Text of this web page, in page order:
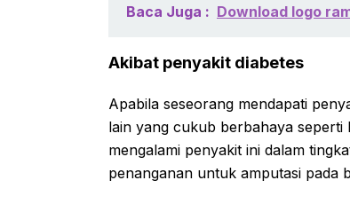
Baca Juga : Download logo
Akibat penyakit diabetes
Apabila seseorang mendapati
lain yang cukub berbahaya seperti
mengalami penyakit ini dalam
penanganan untuk amputasi pada